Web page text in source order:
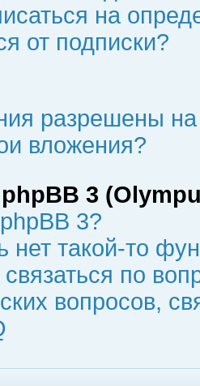
на
от подписки?
разрешены
вложения?
3
3?
нет такой-то
по
вопросов,